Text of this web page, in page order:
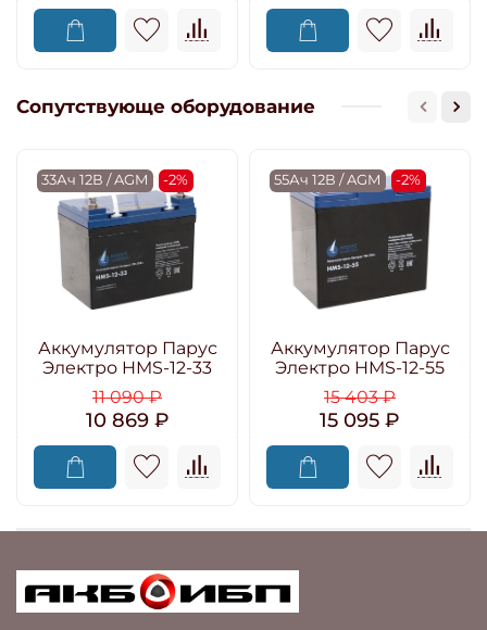
Сопутствующе оборудование
33Ач 12В / AGM -2%
Аккумулятор Парус
Электро HMS-12-33
11 090 ₽
10 869 ₽
55Ач 12В / AGM -2%
Аккумулятор Парус
Электро HMS-12-55
15 403 ₽
15 095 ₽